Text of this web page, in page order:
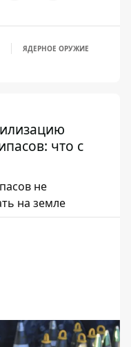
ЯДЕРНОЕ ОРУЖИЕ
что с
не
на земле